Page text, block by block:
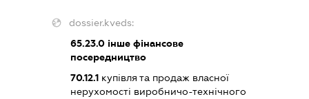
dossier.kveds:
65.23.0 інше фінансове
посередництво
70.12.1 купівля та продаж власної
нерухомості виробничо-технічного